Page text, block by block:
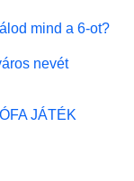
mind a 6-ot?
nevét
JÁTÉK